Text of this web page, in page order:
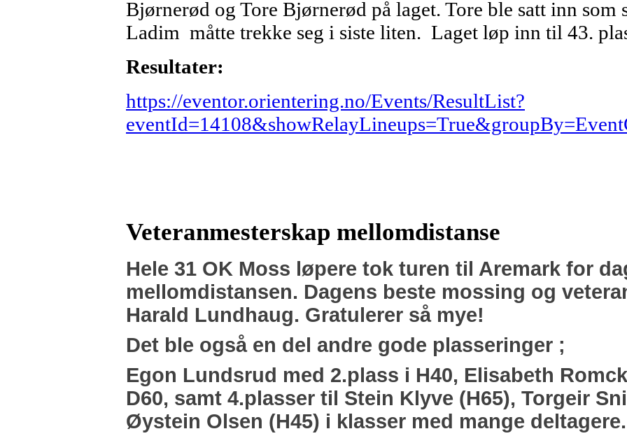
Bjørnerød og Tore Bjørnerød på laget. Tore ble satt inn som
Ladim måtte trekke seg i siste liten. Laget løp inn til 43.
Resultater:
https://eventor.orientering.no/Events/ResultList?
Veteranmesterskap mellomdistanse
Hele 31 OK Moss løpere tok turen til Aremark for
mellomdistansen. Dagens beste mossing og
Harald Lundhaug. Gratulerer så mye!
Det ble også en del andre gode plasseringer ;
Egon Lundsrud med 2.plass i H40, Elisabeth
D60, samt 4.plasser til Stein Klyve (H65), Torgeir
Øystein Olsen (H45) i klasser med mange deltagere.